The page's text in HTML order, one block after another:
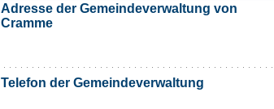
Adresse der Gemeindeverwaltung von
Cramme
Telefon der Gemeindeverwaltung